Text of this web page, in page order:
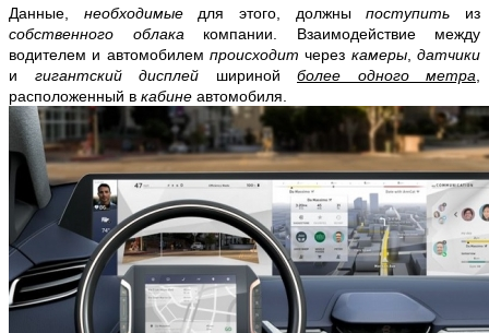
Данные, необходимыедля этого, должныпоступить из
собственного облака компании. Взаимодействие между
водителем и автомобилем происходит через камеры,датчики
и гигантский дисплей шириной более одного метра
расположенный в кабине автомобиля.